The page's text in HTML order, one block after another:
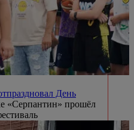
День
«Серпантин» прошёл